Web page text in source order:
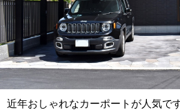
近年おしゃれなカーポートが人気で